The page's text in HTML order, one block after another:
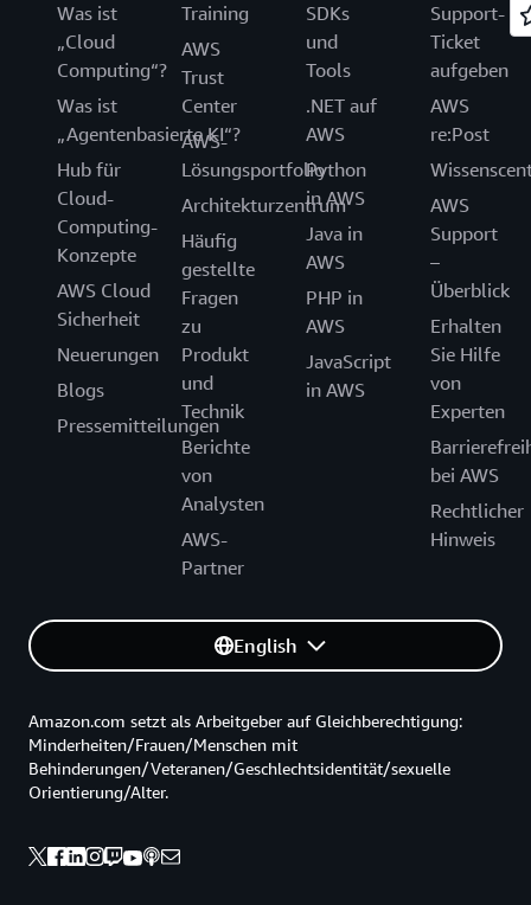
Was ist
„Cloud
Computing“?
Was ist
„Agentenbasierte KI“?
Hub für
Cloud-
Computing-
Konzepte
AWS Cloud
Sicherheit
Neuerungen
Blogs
Pressemitteilungen
Training
AWS
Trust
Center
AWS-
Lösungsportfolio
Architekturzentrum
Häufig
gestellte
Fragen
zu
Produkt
und
Technik
Berichte
von
Analysten
AWS-
Partner
SDKs
und
Tools
.NET auf
AWS
Python
in AWS
Java in
AWS
PHP in
AWS
JavaScript
in AWS
Support-
Ticket
aufgeben
AWS
re:Post
AWS
Support
–
Überblick
Erhalten
Sie Hilfe
von
Experten
bei AWS
Rechtlicher
Hinweis
English
Amazon.com setzt als Arbeitgeber auf Gleichberechtigung:
Minderheiten/Frauen/Menschen mit
Behinderungen/Veteranen/Geschlechtsidentität/sexuelle
Orientierung/Alter.